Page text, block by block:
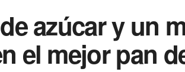
azúcar y un
el mejor pan